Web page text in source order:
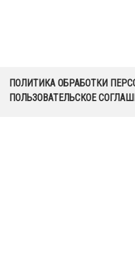
ПОЛИТИКА ОБРАБОТКИ
ПОЛЬЗОВАТЕЛЬСКОЕ